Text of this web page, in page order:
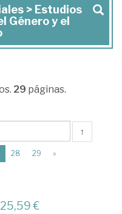
> Estudios
Género y el
29 páginas.
↑
28 29 »
25,59 €